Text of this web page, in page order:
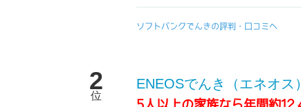
ソフトバンクでんきの評判・口コミへ
2
位
ENEOSでんき（エネオス）
5人以上の家族なら年間約